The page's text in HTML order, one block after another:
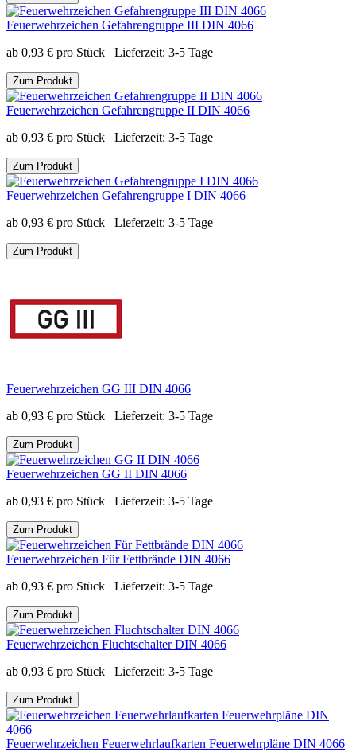
Feuerwehrzeichen Gefahrengruppe III DIN 4066
ab 0,93 € pro Stück Lieferzeit: 3-5 Tage
Zum Produkt
Feuerwehrzeichen Gefahrengruppe II DIN 4066
ab 0,93 € pro Stück Lieferzeit: 3-5 Tage
Zum Produkt
Feuerwehrzeichen Gefahrengruppe I DIN 4066
ab 0,93 € pro Stück Lieferzeit: 3-5 Tage
Zum Produkt
Feuerwehrzeichen GG III DIN 4066
ab 0,93 € pro Stück Lieferzeit: 3-5 Tage
Zum Produkt
Feuerwehrzeichen GG II DIN 4066
ab 0,93 € pro Stück Lieferzeit: 3-5 Tage
Zum Produkt
Feuerwehrzeichen Für Fettbrände DIN 4066
ab 0,93 € pro Stück Lieferzeit: 3-5 Tage
Zum Produkt
Feuerwehrzeichen Fluchtschalter DIN 4066
ab 0,93 € pro Stück Lieferzeit: 3-5 Tage
Zum Produkt
Feuerwehrzeichen Feuerwehrlaufkarten Feuerwehrpläne DIN 4066